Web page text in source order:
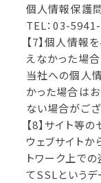
個人情報保護
TEL：03-
【7】個人情報
えなかった場
当社への個人
かった場合は
ない場合がご
【8】サイト等
ウェブサイト
トワーク上で
てSSLというデ